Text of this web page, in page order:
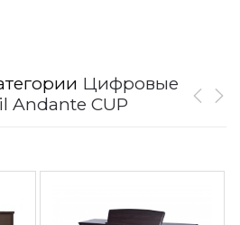
Цифровые
Andante CUP